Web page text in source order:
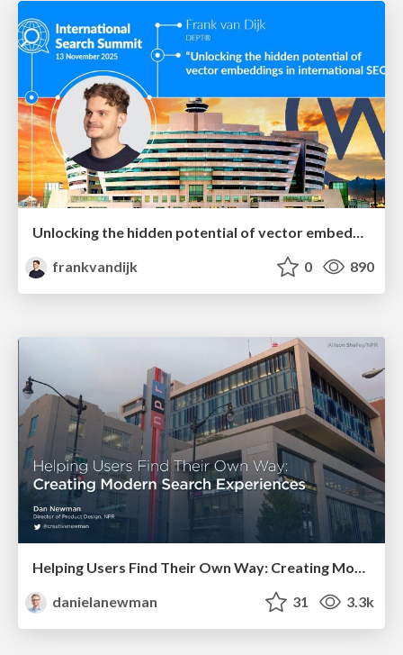
Unlocking the hidden potential of vector embeddings in international SEO
frankvandijk
0 890
Helping Users Find Their Own Way: Creating Modern Search Experiences
danielanewman
31 3.3k